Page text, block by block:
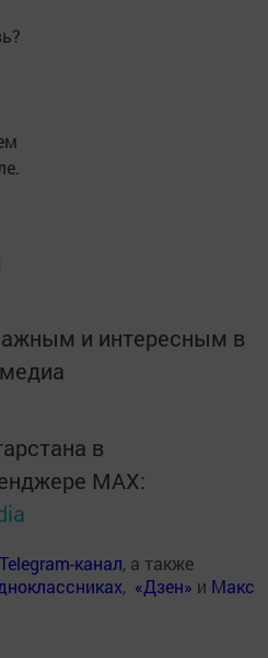
и интересным в
в
MАХ:
Telegram-канал, а также
, «Дзен» и Макс